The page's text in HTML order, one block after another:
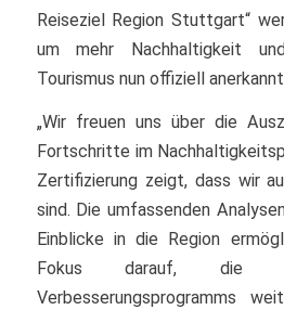
Reiseziel Region Stuttgart“
um mehr Nachhaltigkeit
Tourismus nun offiziell
„Wir freuen uns über die
Fortschritte im
Zertifizierung zeigt, dass wir
sind. Die umfassenden
Einblicke in die Region
Fokus darauf, die
Verbesserungsprogramms